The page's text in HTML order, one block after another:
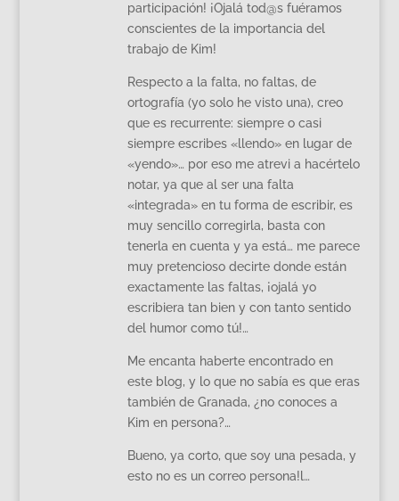
participación! ¡Ojalá tod@s fuéramos
conscientes de la importancia del
trabajo de Kim!
Respecto a la falta, no faltas, de
ortografía (yo solo he visto una), creo
que es recurrente: siempre o casi
siempre escribes «llendo» en lugar de
«yendo»… por eso me atrevi a hacértelo
notar, ya que al ser una falta
«integrada» en tu forma de escribir, es
muy sencillo corregirla, basta con
tenerla en cuenta y ya está… me parece
muy pretencioso decirte donde están
exactamente las faltas, ¡ojalá yo
escribiera tan bien y con tanto sentido
del humor como tú!…
Me encanta haberte encontrado en
este blog, y lo que no sabía es que eras
también de Granada, ¿no conoces a
Kim en persona?…
Bueno, ya corto, que soy una pesada, y
esto no es un correo persona!l…